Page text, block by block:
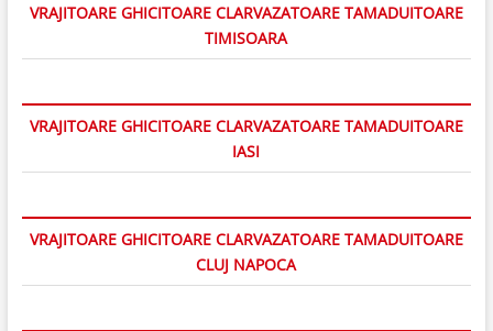
VRAJITOARE GHICITOARE CLARVAZATOARE TAMADUITOARE
TIMISOARA
VRAJITOARE GHICITOARE CLARVAZATOARE TAMADUITOARE
IASI
VRAJITOARE GHICITOARE CLARVAZATOARE TAMADUITOARE
CLUJ NAPOCA